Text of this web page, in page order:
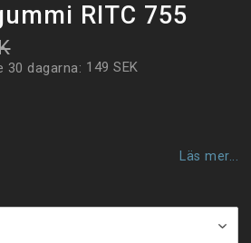
RITC 755
30 dagarna 149 SEK
Läs mer...